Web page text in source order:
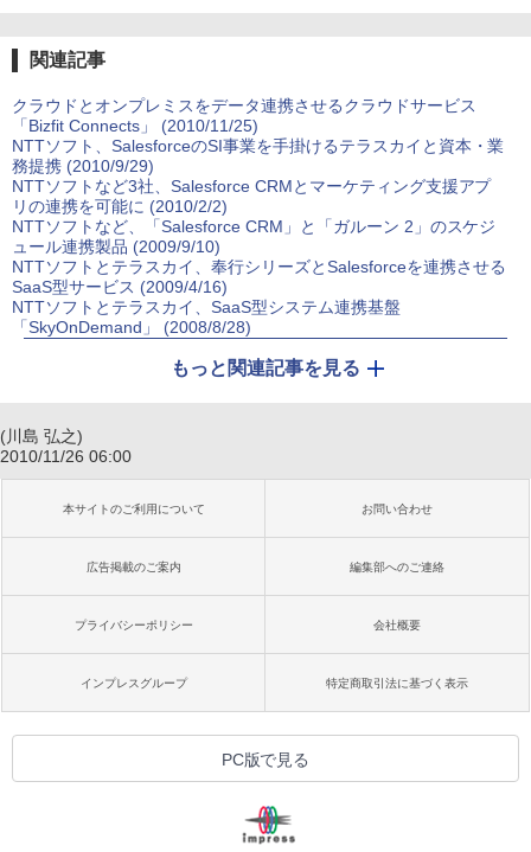
関連記事
クラウドとオンプレミスをデータ連携させるクラウドサービス
「Bizfit Connects」 (2010/11/25)
NTTソフト、SalesforceのSI事業を手掛けるテラスカイと資本・業
務提携 (2010/9/29)
NTTソフトなど3社、Salesforce CRMとマーケティング支援アプ
リの連携を可能に (2010/2/2)
NTTソフトなど、「Salesforce CRM」と「ガルーン 2」のスケジ
ュール連携製品 (2009/9/10)
NTTソフトとテラスカイ、奉行シリーズとSalesforceを連携させる
SaaS型サービス (2009/4/16)
NTTソフトとテラスカイ、SaaS型システム連携基盤
「SkyOnDemand」 (2008/8/28)
もっと関連記事を見る
(川島 弘之)
2010/11/26 06:00
本サイトのご利用について お問い合わせ
広告掲載のご案内 編集部へのご連絡
プライバシーポリシー 会社概要
インプレスグループ 特定商取引法に基づく表示
PC版で見る